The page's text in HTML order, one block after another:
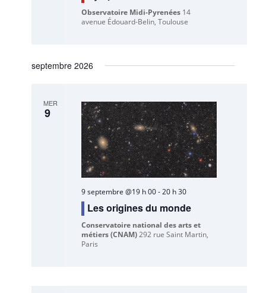
Observatoire Midi-Pyrenées 14
avenue Édouard-Belin, Toulouse
septembre 2026
MER
9
9 septembre @19 h 00-20 h 30
Les origines du monde
Conservatoire national des arts et
métiers (CNAM)292 rue Saint Martin,
Paris